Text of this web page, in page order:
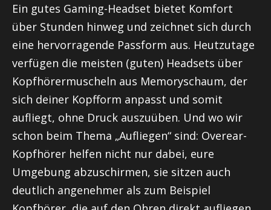
Ein gutes Gaming-Headset bietet Komfort
über Stunden hinweg und zeichnet sich durch
eine hervorragende Passform aus. Heutzutage
verfügen die meisten (guten) Headsets über
Kopfhörermuscheln aus Memoryschaum, der
sich deiner Kopfform anpasst und somit
aufliegt, ohne Druck auszuüben. Und wo wir
schon beim Thema „Aufliegen“ sind: Overear-
Kopfhörer helfen nicht nur dabei, eure
Umgebung abzuschirmen, sie sitzen auch
deutlich angenehmer als zum Beispiel